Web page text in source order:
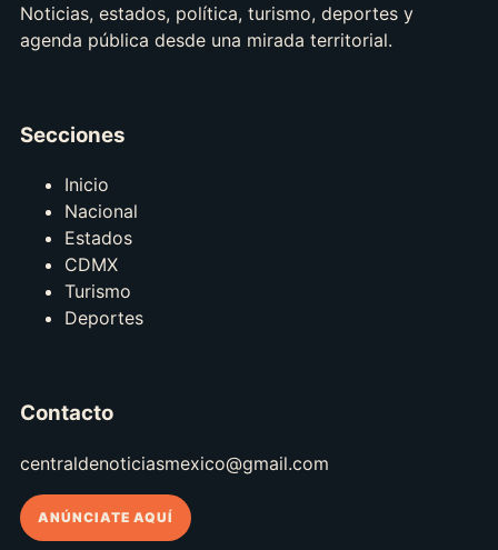
Noticias, estados, política, turismo, deportes y
agenda pública desde una mirada territorial.
Secciones
Inicio
Nacional
Estados
CDMX
Turismo
Deportes
Contacto
centraldenoticiasmexico@gmail.com
ANÚNCIATE AQUÍ